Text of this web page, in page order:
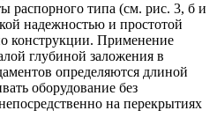
распорного типа (см. рис. 3, б и
надежностью и простотой
конструкции. Применение
глубиной заложения в
определяются длиной
оборудование без
на перекрытиях